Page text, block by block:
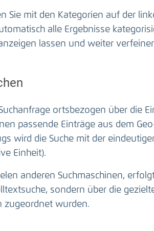
Sie mit den Kategorien auf der
alle Ergebnisse
lassen und weiter
ortsbezogen über die
passende Einträge aus dem
wird die Suche mit der
Einheit).
anderen Suchmaschinen,
sondern über die
zugeordnet wurden.